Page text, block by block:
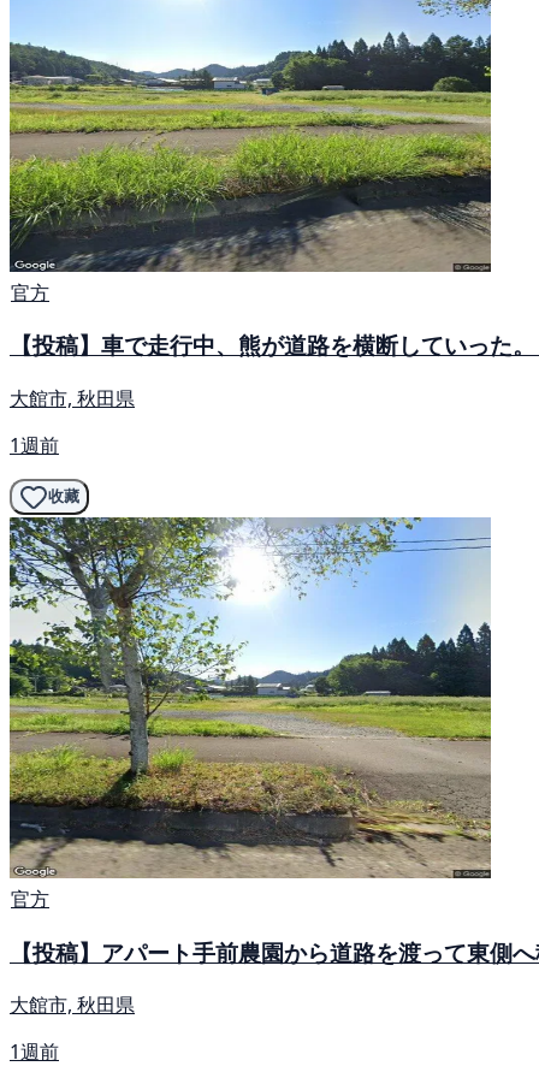
官方
【投稿】車で走行中、熊が道路を横断していった
大館市, 秋田県
1週前
收藏
官方
【投稿】アパート手前農園から道路を渡って東側
大館市, 秋田県
1週前